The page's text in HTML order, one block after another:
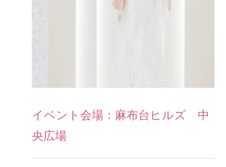
イベント会場：麻布台ヒルズ 中
央広場